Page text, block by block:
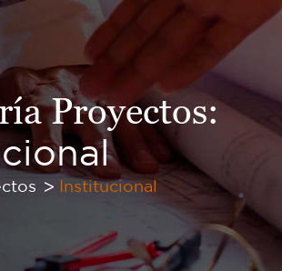
Proyectos:
Institucional